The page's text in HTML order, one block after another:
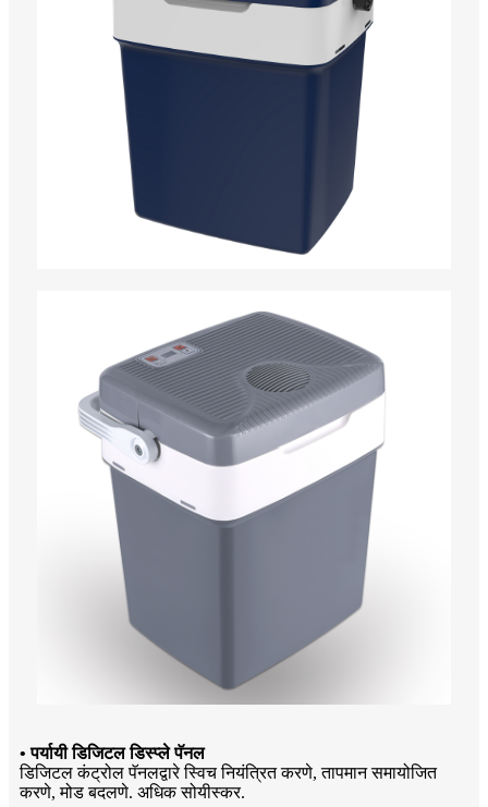
• पर्यायी डिजिटल डिस्प्ले पॅनल
डिजिटल कंट्रोल पॅनलद्वारे स्विच नियंत्रित करणे, तापमान समायोजित
करणे, मोड बदलणे. अधिक सोयीस्कर.